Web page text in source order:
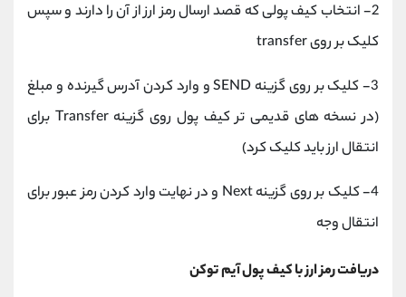
2- انتخاب کیف پولی که قصد ارسال رمز ارز از آن را دارند و سپس
کلیک بر روی transfer
3- کلیک بر روی گزینه SEND و وارد کردن آدرس گیرنده و مبلغ
(در نسخه‌ های قدیمی‌ تر کیف پول روی گزینه Transfer برای
انتقال ارز باید کلیک کرد)
4- کلیک بر روی گزینه Next و در نهایت وارد کردن رمز عبور برای
انتقال وجه
دریافت رمز ارز با کیف پول آیم توکن